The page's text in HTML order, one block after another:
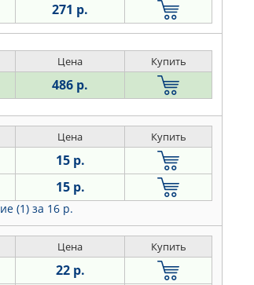
271 р.
Цена Купить
486 р.
Цена Купить
15 р.
15 р.
(1) за 16 р.
Цена Купить
22 р.